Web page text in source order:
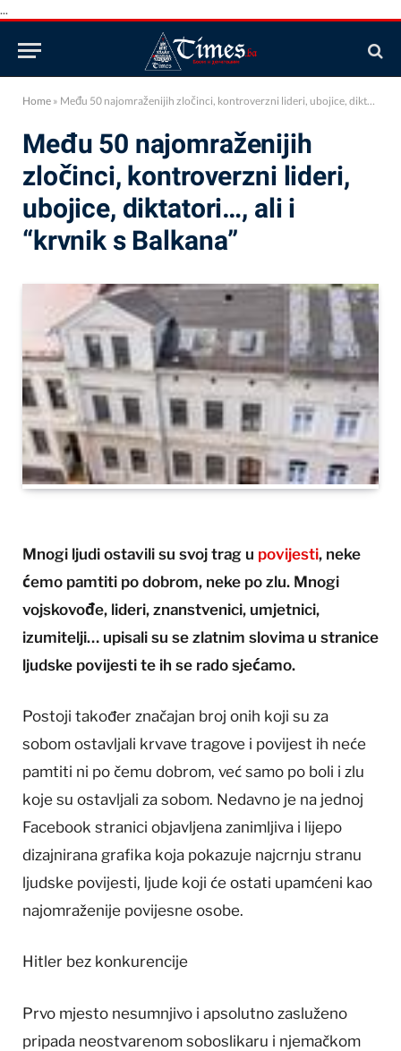
...
Home » Među 50 najomraženijih zločinci, kontroverzni lideri, ubojice, diktatori…, ali i “krvnik s Balkana”
Među 50 najomraženijih
zločinci, kontroverzni lideri,
ubojice, diktatori…, ali i
“krvnik s Balkana”
Mnogi ljudi ostavili su svoj trag u povijesti, neke
ćemo pamtiti po dobrom, neke po zlu. Mnogi
vojskovođe, lideri, znanstvenici, umjetnici,
izumitelji… upisali su se zlatnim slovima u stranice
ljudske povijesti te ih se rado sjećamo.
Postoji također značajan broj onih koji su za
sobom ostavljali krvave tragove i povijest ih neće
pamtiti ni po čemu dobrom, već samo po boli i zlu
koje su ostavljali za sobom. Nedavno je na jednoj
Facebook stranici objavljena zanimljiva i lijepo
dizajnirana grafika koja pokazuje najcrnju stranu
ljudske povijesti, ljude koji će ostati upamćeni kao
najomraženije povijesne osobe.
Hitler bez konkurencije
Prvo mjesto nesumnjivo i apsolutno zasluženo
pripada neostvarenom soboslikaru i njemačkom